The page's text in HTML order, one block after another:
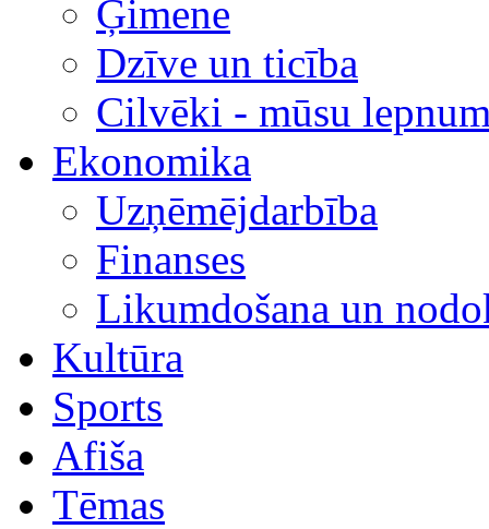
Ģimene
Dzīve un ticība
Cilvēki - mūsu
Ekonomika
Uzņēmējdarbība
Finanses
Likumdošana un
Kultūra
Sports
Afiša
Tēmas